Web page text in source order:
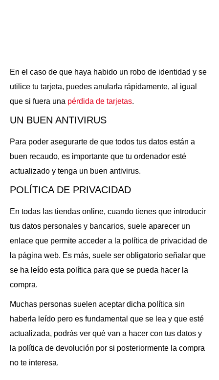
En el caso de que haya habido un robo de identidad y se
utilice tu tarjeta, puedes anularla rápidamente, al igual
que si fuera una pérdida de tarjetas.
UN BUEN ANTIVIRUS
Para poder asegurarte de que todos tus datos están a
buen recaudo, es importante que tu ordenador esté
actualizado y tenga un buen antivirus.
POLÍTICA DE PRIVACIDAD
En todas las tiendas online, cuando tienes que introducir
tus datos personales y bancarios, suele aparecer un
enlace que permite acceder a la política de privacidad de
la página web. Es más, suele ser obligatorio señalar que
se ha leído esta política para que se pueda hacer la
compra.
Muchas personas suelen aceptar dicha política sin
haberla leído pero es fundamental que se lea y que esté
actualizada, podrás ver qué van a hacer con tus datos y
la política de devolución por si posteriormente la compra
no te interesa.